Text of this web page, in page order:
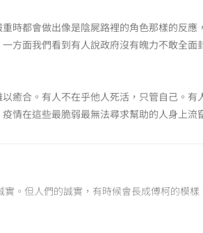
時都會做出像是陰屍路裡的角色那樣的反
方面我們看到有人說政府沒有魄力不敢全
癒合。有人不在乎他人死活，只管自己。
情在這些最脆弱最無法尋求幫助的人身上流
。但人們的誠實，有時候會長成傅柯的模樣